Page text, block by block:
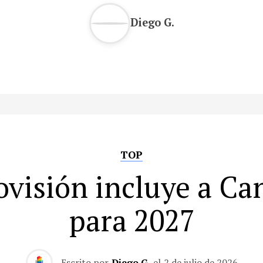
Diego G.
TOP
incluye a
para 2027